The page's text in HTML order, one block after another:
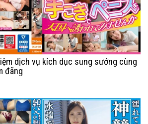
dịch vụ kích dục sung sướng cùng
đãng